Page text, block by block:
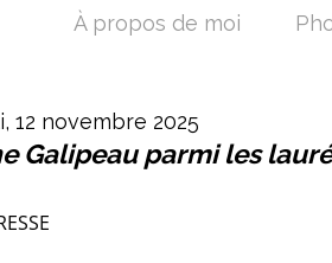
12 novembre 2025
Galipeau parmi les
À propos de moi